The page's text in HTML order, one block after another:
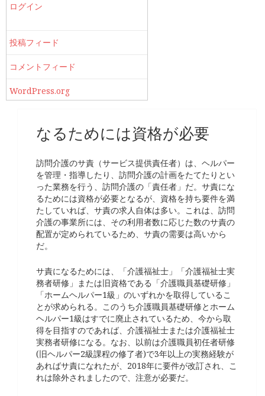
ログイン
投稿フィード
コメントフィード
WordPress.org
なるためには資格が必要
訪問介護のサ責（サービス提供責任者）は、ヘルパー
を管理・指導したり、訪問介護の計画をたてたりとい
った業務を行う、訪問介護の「責任者」だ。サ責にな
るためには資格が必要となるが、資格を持ち要件を満
たしていれば、サ責の求人自体は多い。これは、訪問
介護の事業所には、その利用者数に応じた数のサ責の
配置が定められているため、サ責の需要は高いから
だ。
サ責になるためには、「介護福祉士」「介護福祉士実
務者研修」または旧資格である「介護職員基礎研修」
「ホームヘルパー1級」のいずれかを取得しているこ
とが求められる。このうち介護職員基礎研修とホーム
ヘルパー1級はすでに廃止されているため、今から取
得を目指すのであれば、介護福祉士または介護福祉士
実務者研修になる。なお、以前は介護職員初任者研修
(旧ヘルパー2級課程の修了者)で3年以上の実務経験が
あればサ責になれたが、2018年に要件が改訂され、こ
れは除外されましたので、注意が必要だ。